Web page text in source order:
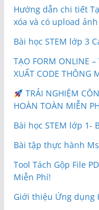
Hướng dẫn chi tiết
xóa và có upload
Bài học STEM lớp 3
TẠO FORM ONLINE
XUẤT CODE THÔNG
TRẢI NGHIỆM
HOÀN TOÀN MIỄN
Bài học STEM lớp 1-
Bài tập thực hành
Tool Tách Gộp File
Miễn Phí!
Giới thiệu Ứng dụng